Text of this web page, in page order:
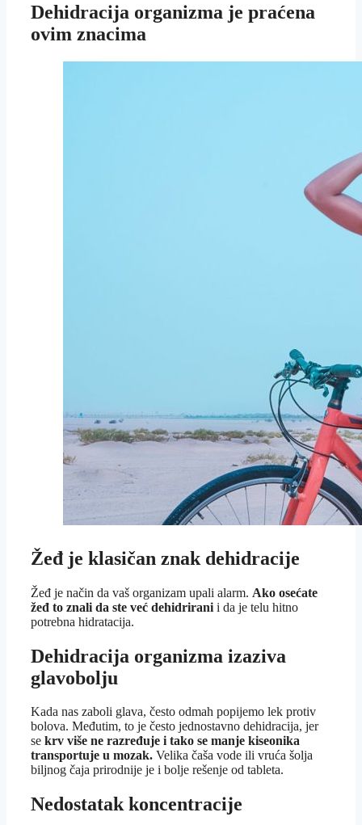
Dehidracija organizma je praćena
ovim znacima
Žeđ je klasičan znak dehidracije
Žeđ je način da vaš organizam upali alarm. Ako osećate
žeđ to znali da ste već dehidrirani i da je telu hitno
potrebna hidratacija.
Dehidracija organizma izaziva
glavobolju
Kada nas zaboli glava, često odmah popijemo lek protiv
bolova. Međutim, to je često jednostavno dehidracija, jer
se krv više ne razređuje i tako se manje kiseonika
transportuje u mozak. Velika čaša vode ili vruća šolja
biljnog čaja prirodnije je i bolje rešenje od tableta.
Nedostatak koncentracije